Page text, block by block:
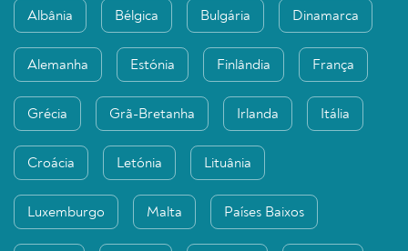
Albânia Bélgica Bulgária Dinamarca
Alemanha Estónia Finlândia França
Grécia Grã-Bretanha Irlanda Itália
Croácia Letónia Lituânia
Luxemburgo Malta Países Baixos